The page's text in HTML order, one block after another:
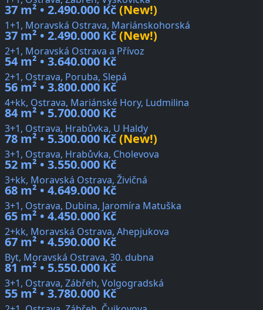
37 m² • 2.490.000 Kč(New!)
1+1, Moravská Ostrava, Mariánskohorská
37 m² • 2.490.000 Kč(New!)
2+1, Moravská Ostrava a Přívoz
54 m² • 3.640.000 Kč
2+1, Ostrava, Poruba, Slepá
56 m² • 3.800.000 Kč
4+kk, Ostrava, Mariánské Hory, Ludmilina
84 m² • 5.700.000 Kč
3+1, Ostrava, Hrabůvka, U Haldy
78 m² • 5.300.000 Kč(New!)
3+1, Ostrava, Hrabůvka, Cholevova
52 m² • 3.550.000 Kč
3+kk, Moravská Ostrava, Živičná
68 m² • 4.649.000 Kč
3+1, Ostrava, Dubina, Jaromíra Matuška
65 m² • 4.450.000 Kč
2+kk, Moravská Ostrava, Ahepjukova
67 m² • 4.590.000 Kč
Byt, Moravská Ostrava, 30. dubna
81 m² • 5.550.000 Kč
3+1, Ostrava, Zábřeh, Volgogradská
55 m² • 3.780.000 Kč